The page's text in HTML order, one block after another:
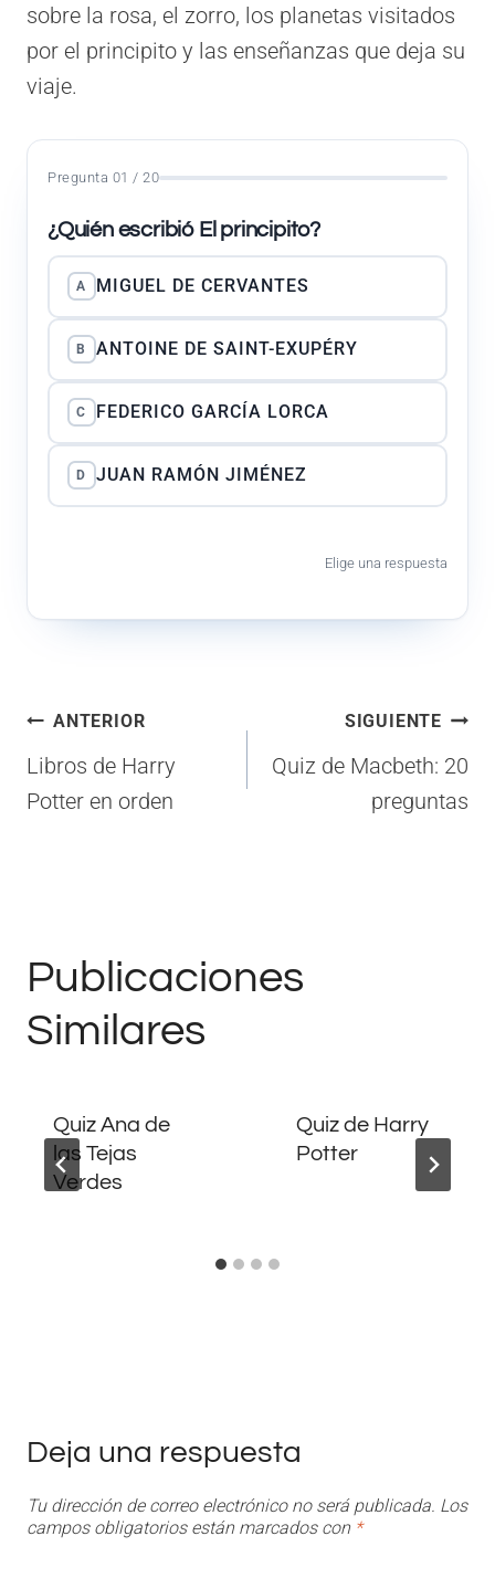
sobre la rosa, el zorro, los planetas visitados
por el principito y las enseñanzas que deja su
viaje.
Pregunta 01 / 20
¿Quién escribió El principito?
A MIGUEL DE CERVANTES
B ANTOINE DE SAINT-EXUPÉRY
C FEDERICO GARCÍA LORCA
D JUAN RAMÓN JIMÉNEZ
Elige una respuesta
Navegación
de
entradas
ANTERIOR
Libros de Harry
Potter en orden
SIGUIENTE
Quiz de Macbeth: 20
preguntas
Publicaciones
Similares
Quiz Ana de
las Tejas
Verdes
Quiz de Harry
Potter
Deja una respuesta
Tu dirección de correo electrónico no será publicada. Los
campos obligatorios están marcados con *